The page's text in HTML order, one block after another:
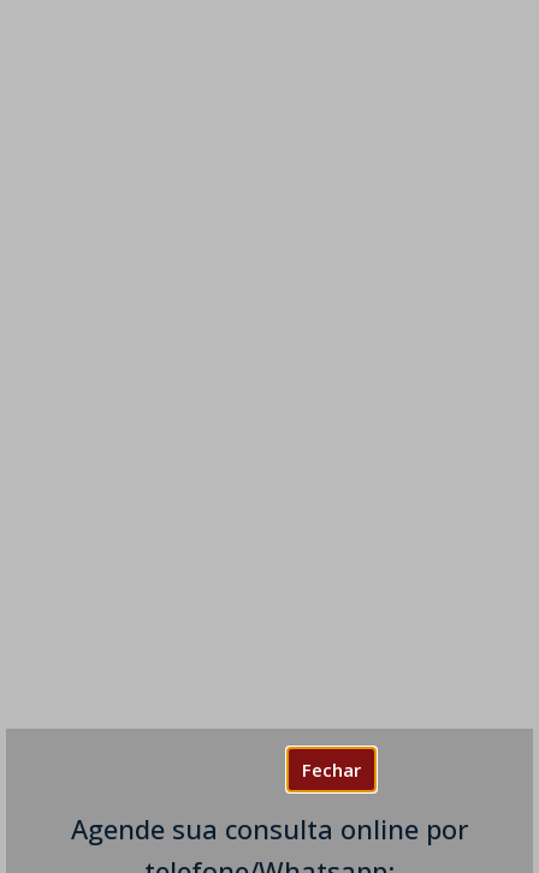
Fechar
Agende sua consulta online por